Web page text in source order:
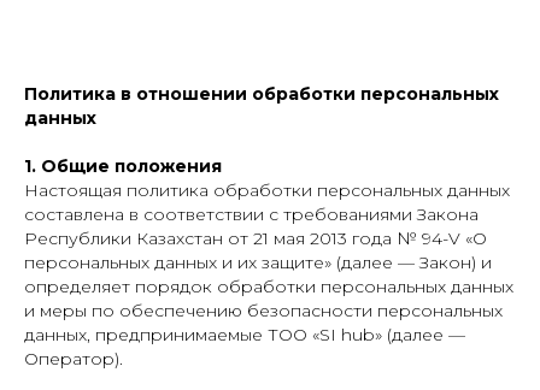
Политика в отношении обработки персональных
данных
1. Общие положения
Настоящая политика обработки персональных данных
составлена в соответствии с требованиями Закона
Республики Казахстан от 21 мая 2013 года № 94-V «О
персональных данных и их защите» (далее — Закон) и
определяет порядок обработки персональных данных
и меры по обеспечению безопасности персональных
данных, предпринимаемые ТОО «SI hub» (далее —
Оператор).